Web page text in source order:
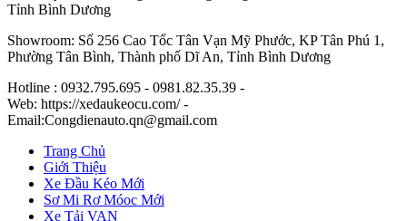
Tỉnh Bình Dương
Showroom: Số 256 Cao Tốc Tân Vạn Mỹ Phước, KP Tân Phú 1,
Phường Tân Bình, Thành phố Dĩ An, Tỉnh Bình Dương
Hotline : 0932.795.695 - 0981.82.35.39 -
Web: https://xedaukeocu.com/ -
Email:Congdienauto.qn@gmail.com
Trang Chủ
Giới Thiệu
Xe Đầu Kéo Mới
Sơ Mi Rơ Móoc Mới
Xe Tải VAN